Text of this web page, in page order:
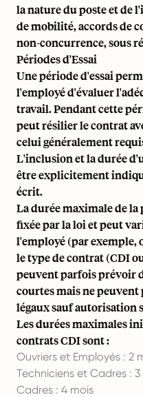
la nature du poste et de
de mobilité, accords de
non-concurrence, sous
Périodes d'Essai
Une période d'essai
l'employé d'évaluer
travail. Pendant cette
peut résilier le contrat
celui généralement
L'inclusion et la durée
être explicitement
écrit.
La durée maximale de
fixée par la loi et peut
l'employé (par exemple,
le type de contrat (CDI
peuvent parfois prévoir
courtes mais ne
légaux sauf autorisation
Les durées maximales
contrats CDI sont :
Ouvriers et Employés : 2
Techniciens et Cadres : 3
Cadres : 4 mois